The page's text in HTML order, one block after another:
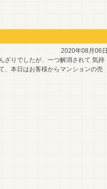
2020年08月06日
ざりでしたが、一つ解消されて 気持
、本日はお客様からマンションの売